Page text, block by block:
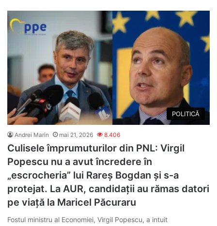
POLITICĂ
Andrei Marin mai 21, 2026 8.406
Culisele împrumuturilor din PNL: Virgil
Popescu nu a avut încredere în
„escrocheria” lui Rareș Bogdan și s-a
protejat. La AUR, candidații au rămas datori
pe viață la Maricel Păcuraru
Fostul ministru al Economiei, Virgil Popescu, a intuit